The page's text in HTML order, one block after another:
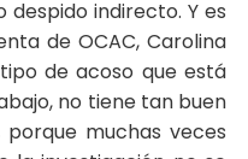
indirecto. Y es
de OCAC, Carolina
de acoso que está
no tiene tan buen
muchas veces